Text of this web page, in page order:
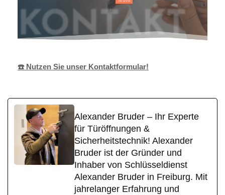
☎️ Nutzen Sie unser Kontaktformular!
Alexander Bruder – Ihr Experte
für Türöffnungen &
Sicherheitstechnik! Alexander
Bruder ist der Gründer und
Inhaber von Schlüsseldienst
Alexander Bruder in Freiburg. Mit
jahrelanger Erfahrung und